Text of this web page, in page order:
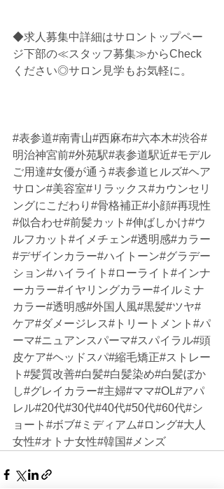
◆求人募集中詳細はサロントップペー
ジ下部の≪スタッフ募集≫からCheck
ください◎サロン見学もお気軽に。
#表参道#南青山#西麻布#六本木#渋谷#
明治神宮前#外苑駅#表参道駅近#モデル
ご用達#女優が通う#表参道ヒルズ#ヘア
サロン#美容室#リラックス#カウンセリ
ングにこだわり#骨格補正#小顔#再現性
#似合わせ#前髪カット#伸ばしかけ#ウ
ルフカット#イメチェン#透明感#カラー
#デザインカラー#ハイトーン#グラデー
ション#ハイライト#ローライト#インナ
ーカラー#イヤリングカラー#イルミナ
カラー#透明感#外国人風#黒髪#ツヤ#
ケア#ダメージレス#トリートメント#パ
ーマ#ニュアンスパーマ#スパイラル#頭
皮ケア#ヘッドスパ#縮毛矯正#ストレー
ト#髪質改善#白髪#白髪染め#白髪ぼか
し#グレイカラー#主婦#ママ#OL#アパ
レル#20代#30代#40代#50代#60代#シ
ョート#ボブ#ミディアム#ロング#大人
女性#オトナ女性#韓国#メンズ